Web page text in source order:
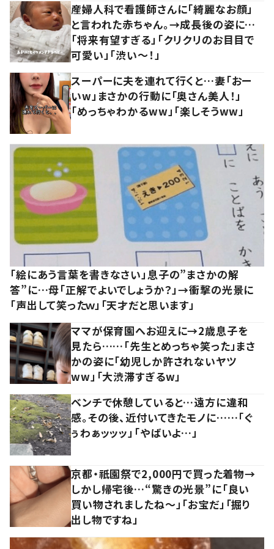
産婦人科で看護師さんに「綺麗なお顔」
と言われた赤ちゃん。→成長後の姿に…
「将来有望すぎる」「クリクリのお目目で
可愛い」「渋い～！」
スーパーに夫を連れて行くと…妻「おー
いw」まさかの行動に「奥さん美人！」
「めっちゃわかるww」「楽しそうww」
「絵にあう言葉を書きなさい」息子の”まさかの解
答”に…母「正解でよいでしょうか？」→衝撃の光景に
「声出して笑ったｗ」「天才だと思います」
ママが保育園へお迎えに→2歳息子を
見たら……「先生とめっちゃ笑った」まさ
かの姿に「幼児しか許されないヤツ
ww」「大渋滞すぎるw」
ベンチで休憩していると…遠方に違和
感。その後、近付いてきたモノに……「ぐ
ぅわぁッッッ」「やばいよ…」
京都・祇園祭で2,000円で買った着物→
しかし帰宅後…“驚きの光景”に「良い
買い物されましたね～」「お宝だ」「掘り
出し物ですね」